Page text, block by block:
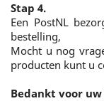
Stap 4.
Een PostNL
bestelling,
Mocht u nog
producten kunt u
Bedankt voor